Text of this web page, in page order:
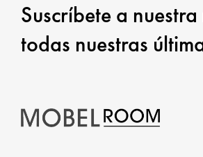
Suscríbete a
todas nuestras